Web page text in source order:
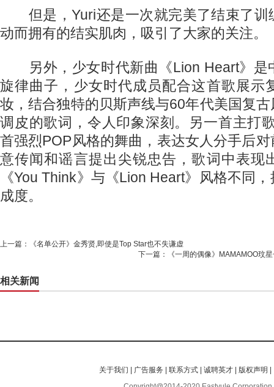
但是，Yuri还是一次就完美了结束了训
动而拥有的结实肌肉，吸引了大家的关注。
另外，少女时代新曲《Lion Heart》是
旋律曲子，少女时代成员配合这首歌展示
妆，结合独特的贝斯声线与60年代美国复
调皮的歌词，令人印象深刻。另一首主打
首强烈POP风格的舞曲，表达女人分手后
意传闻和谣言提出尖锐忠告，歌词中表现
《You Think》与《Lion Heart》风格不同
成度。
上一篇：
《名单公开》金秀贤,即使是Top Star也不失谦虚
下一篇：
《一周的偶像》MAMAMOO玟
相关新闻
关于我们 广告服务 |联系方式 |诚聘英才 版权声明